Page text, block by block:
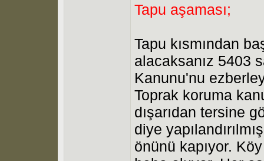
Tapu aşaması;
Tapu kısmından
alacaksanız 5403
Kanunu'nu
Toprak koruma
dışarıdan tersine
diye
önünü kapıyor.